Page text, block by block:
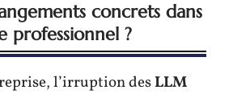
concrets dans
professionnel ?
l’irruption desLLM